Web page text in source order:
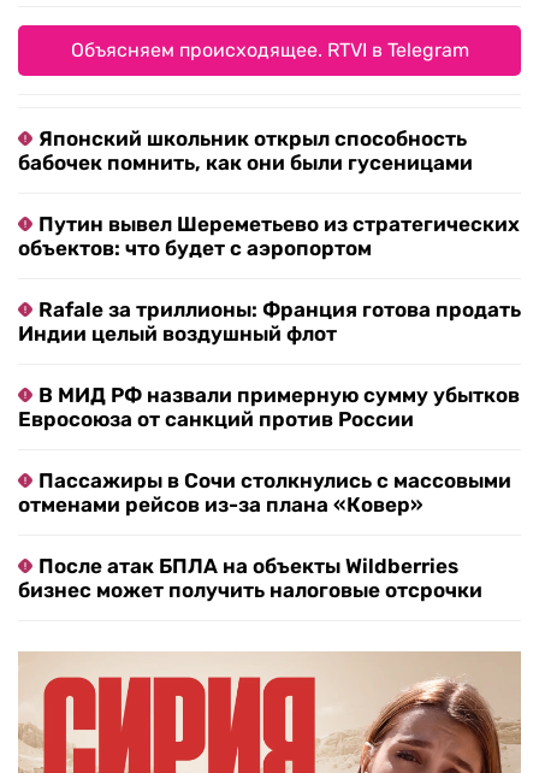
Объясняем происходящее. RTVI в Telegram
Японский школьник открыл способность
бабочек помнить, как они были гусеницами
Путин вывел Шереметьево из стратегических
объектов: что будет с аэропортом
Rafale за триллионы: Франция готова продать
Индии целый воздушный флот
В МИД РФ назвали примерную сумму убытков
Евросоюза от санкций против России
Пассажиры в Сочи столкнулись с массовыми
отменами рейсов из-за плана «Ковер»
После атак БПЛА на объекты Wildberries
бизнес может получить налоговые отсрочки